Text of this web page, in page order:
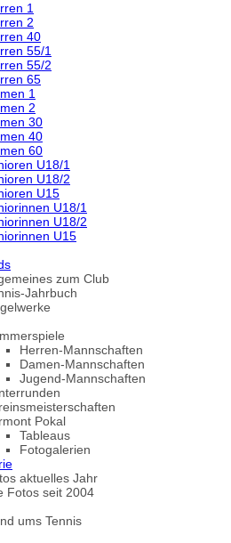
1
2
40
55/1
55/2
65
1
2
30
40
60
U18/1
U18/2
U15
U18/1
U18/2
U15
zum Club
Jahrbuch
Herren-Mannschaften
Damen-Mannschaften
Jugend-Mannschaften
Pokal
Tableaus
Fotogalerien
aktuelles Jahr
Fotos seit 2004
ums Tennis